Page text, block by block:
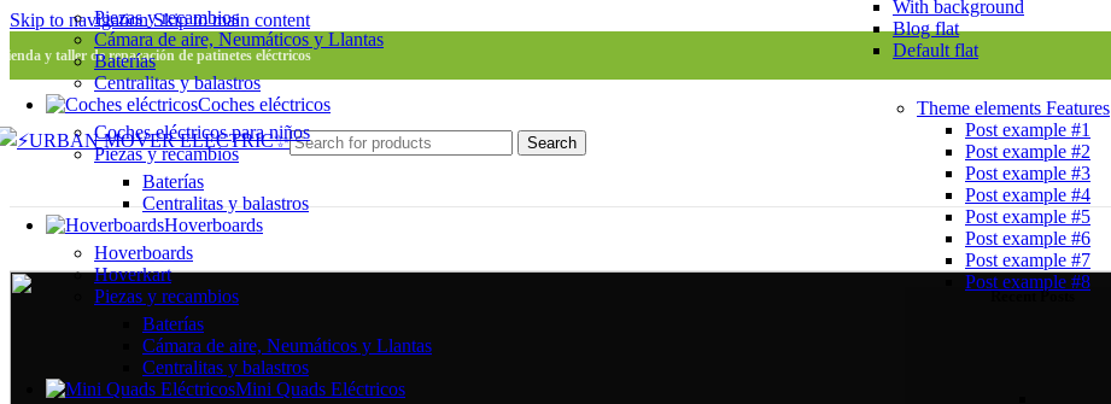
Skip to navigationSkip to main content
y taller de reparación de patinetes eléctricos
Search
Piezas y recambios
Cámara de aire, Neumáticos y Llantas
Baterías
Centralitas y balastros
Coches eléctricos
Coches eléctricos para niños
Piezas y recambios
Baterías
Centralitas y balastros
Hoverboards
Hoverboards
Hoverkart
Piezas y recambios
Baterías
Cámara de aire, Neumáticos y Llantas
Centralitas y balastros
Mini Quads Eléctricos
With background
Blog flat
Default flat
Theme elements Features
Post example #1
Post example #2
Post example #3
Post example #4
Post example #5
Post example #6
Post example #7
Post example #8
Recent Posts